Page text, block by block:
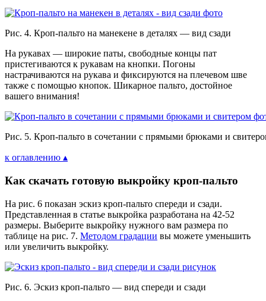
Рис. 4. Кроп-пальто на манекене в деталях — вид сзади
На рукавах — широкие паты, свободные концы пат
пристегиваются к рукавам на кнопки. Погоны
настрачиваются на рукава и фиксируются на плечевом шве
также с помощью кнопок. Шикарное пальто, достойное
вашего внимания!
Рис. 5. Кроп-пальто в сочетании с прямыми брюками и
к оглавлению ▴
Как скачать готовую выкройку кроп-пальто
На рис. 6 показан эскиз кроп-пальто спереди и сзади.
Представленная в статье выкройка разработана на 42-52
размеры. Выберите выкройку нужного вам размера по
таблице на рис. 7. Методом градации вы можете уменьшить
или увеличить выкройку.
Рис. 6. Эскиз кроп-пальто — вид спереди и сзади